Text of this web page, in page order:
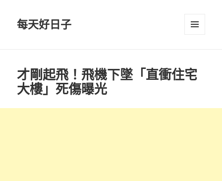
每天好日子
才剛起飛！飛機下墜「直衝住宅
大樓」死傷曝光